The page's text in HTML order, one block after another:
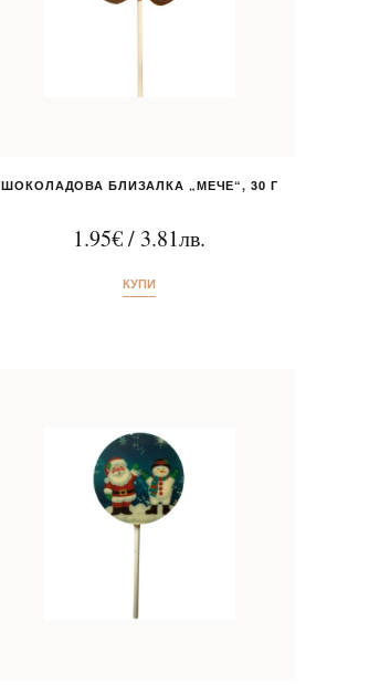
ШОКОЛАДОВА БЛИЗАЛКА „МЕЧЕ“, 30 Г
1.95€/ 3.81лв.
КУПИ